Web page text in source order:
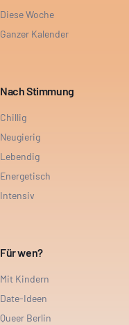
Diese Woche
Ganzer Kalender
Nach Stimmung
Chillig
Neugierig
Lebendig
Energetisch
Intensiv
Für wen?
Mit Kindern
Date-Ideen
Queer Berlin